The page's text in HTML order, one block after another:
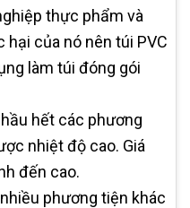
thực phẩm và
của nó nên túi PVC
làm túi đóng gói
hết các phương
nhiệt độ cao. Giá
đến cao.
phương tiện khác